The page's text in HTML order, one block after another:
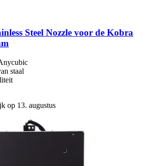
Steel Nozzle voor de Kobra
staal
op 13. augustus